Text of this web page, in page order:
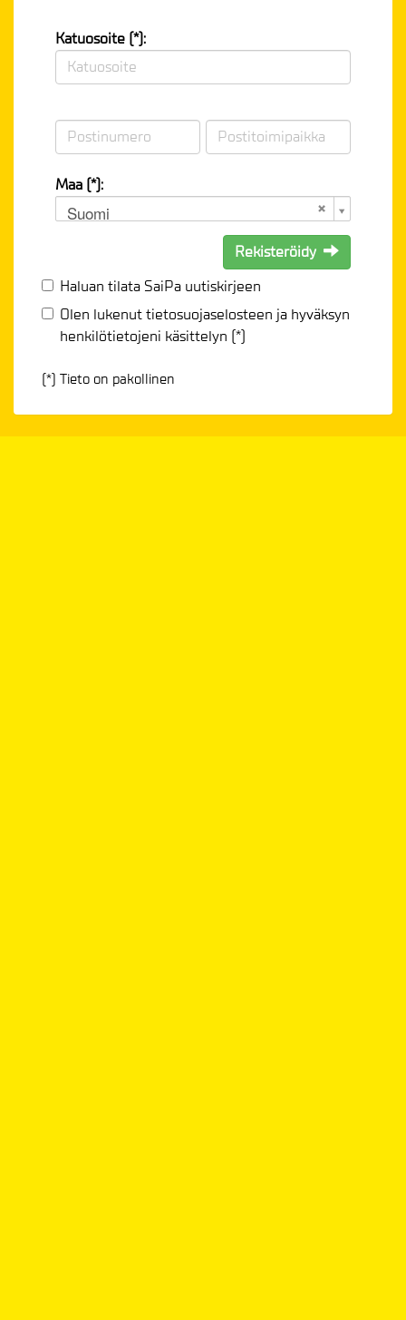
Katuosoite (*):
Maa (*):
Suomi
Rekisteröidy
Haluan tilata SaiPa uutiskirjeen
Olen lukenuttietosuojaselosteen ja hyväksyn
henkilötietojeni käsittelyn (*)
(*) Tieto on pakollinen